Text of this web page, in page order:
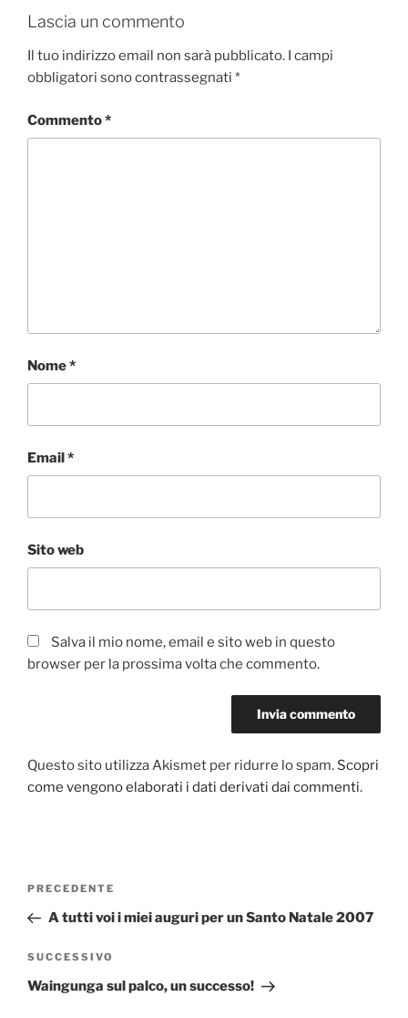
Lascia un commento
Il tuo indirizzo email non sarà pubblicato. I campi
obbligatori sono contrassegnati *
Commento*
Nome*
Email*
Sito web
Salva il mio nome, email e sito web in questo
browser per la prossima volta che commento.
Questo sito utilizza Akismet per ridurre lo spam. Scopri
come vengono elaborati i dati derivati dai commenti.
Navigazione
Articolo
precedente:
PRECEDENTE
A tutti voi i miei auguri per un Santo Natale 2007
Articolo
successivo
SUCCESSIVO
Waingunga sul palco, un successo!